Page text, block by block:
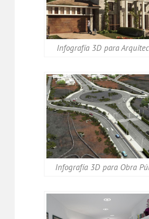
Infografía 3D para
Infografía 3D para Obra